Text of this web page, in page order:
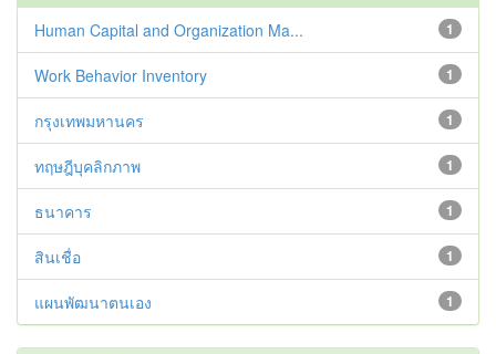
1
Human Capital and Organization Ma...
1
Work Behavior Inventory
1
กรุงเทพมหานคร
1
ทฤษฎีบุคลิกภาพ
1
ธนาคาร
1
สินเชื่อ
1
แผนพัฒนาตนเอง